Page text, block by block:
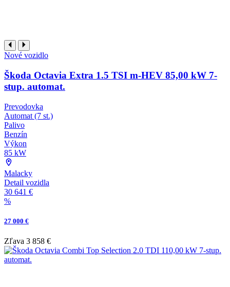
Nové vozidlo
Škoda Octavia Extra 1.5 TSI m-HEV 85,00 kW 7-
stup. automat.
Prevodovka
Automat (7 st.)
Palivo
Benzín
Výkon
85 kW
Malacky
Detail vozidla
30 641 €
%
27 000 €
Zľava 3 858 €